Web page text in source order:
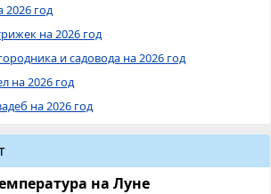
год
на 2026 год
и садовода на 2026 год
на 2026 год
на 2026 год
на Луне